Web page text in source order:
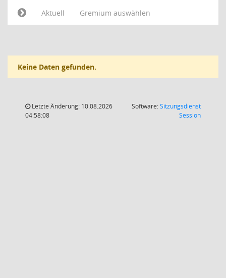
Aktuell
Gremium auswählen
Keine Daten gefunden.
Letzte Änderung: 10.08.2026
04:58:08
Software:Sitzungsdienst
Session(Wird in